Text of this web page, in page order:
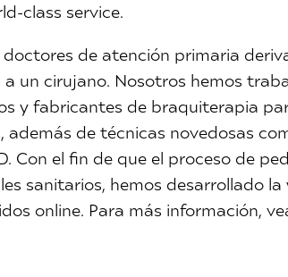
class service.
de atención primaria
un cirujano. Nosotros hemos
y fabricantes de braquiterapia
además de técnicas novedosas
Con el fin de que el proceso de
sanitarios, hemos desarrollado
online. Para más información,